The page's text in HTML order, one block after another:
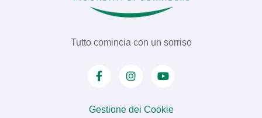
Tutto comincia con un sorriso
Gestione dei Cookie